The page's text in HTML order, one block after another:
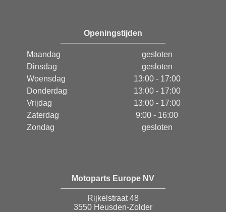
Openingstijden
Maandag
gesloten
Dinsdag
gesloten
Woensdag
13:00 - 17:00
Donderdag
13:00 - 17:00
Vrijdag
13:00 - 17:00
Zaterdag
9:00 - 16:00
Zondag
gesloten
Motoparts Europe NV
Rijkelstraat 48
3550 Heusden-Zolder